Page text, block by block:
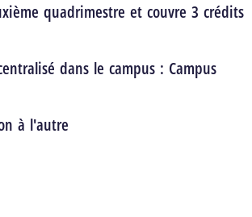
quadrimestre et couvre 3 crédits
dans le campus : Campus
à l'autre